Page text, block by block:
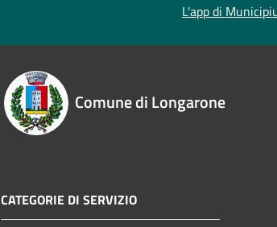
L'app di
Comune di Longarone
CATEGORIE DI SERVIZIO